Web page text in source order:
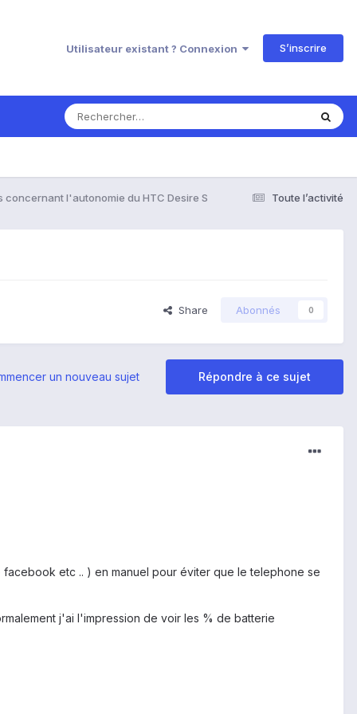
Utilisateur existant ? Connexion S’inscrire
Toute l’activité
concernant l'autonomie du HTC Desire S
Share Abonnés 0
Répondre à ce sujet
un nouveau sujet
etc .. ) en manuel pour éviter que le telephone se
j'ai l'impression de voir les % de batterie